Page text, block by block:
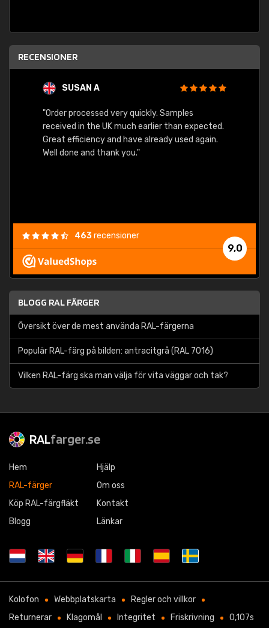
RECENSIONER
SUSAN A
"Order processed very quickly. Samples
received in the UK much earlier than expected.
Great efficiency and have already used again.
Well done and thank you."
9,0
463recensioner
BLOGG RAL FÄRGER
Översikt över de mest använda RAL-färgerna
Populär RAL-färg på bilden: antracitgrå (RAL 7016)
Vilken RAL-färg ska man välja för vita väggar och tak?
RALfarger.se
Hem
RAL-färger
Köp RAL-färgfläkt
Blogg
Hjälp
Om oss
Kontakt
Länkar
Kolofon Webbplatskarta
Regler och villkor
Returnerar
Klagomål Integritet Friskrivning 0,107s